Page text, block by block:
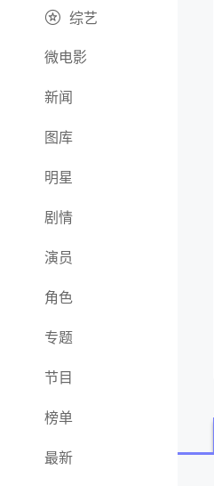
综艺
微电影
新闻
图库
明星
剧情
演员
角色
专题
节目
榜单
最新